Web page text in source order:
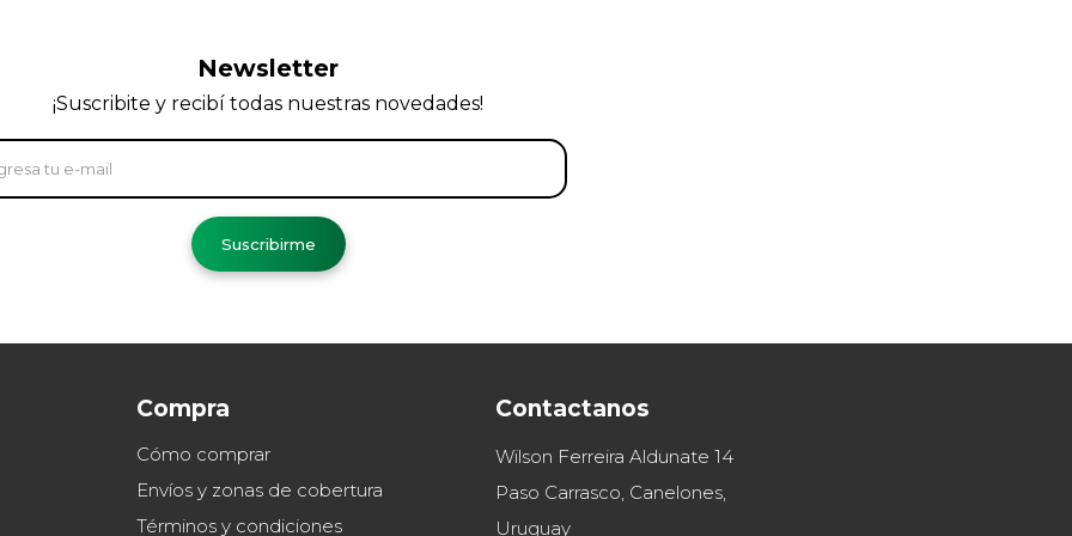
Compra
Cómo comprar
Envíos y zonas de cobertura
Términos y condiciones
Contactanos
Wilson Ferreira Aldunate 14
Paso Carrasco, Canelones,
Uruguay
Newsletter
¡Suscribite y recibí todas nuestras novedades!
Suscribirme